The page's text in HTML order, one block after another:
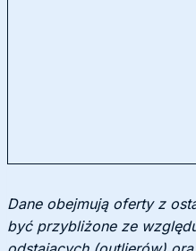
Dane obejmują oferty z
być przybliżone ze